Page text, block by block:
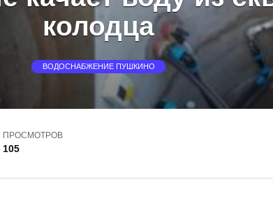
колодца
ВОДОСНАБЖЕНИЕ ПУШКИНО
ПРОСМОТРОВ
105